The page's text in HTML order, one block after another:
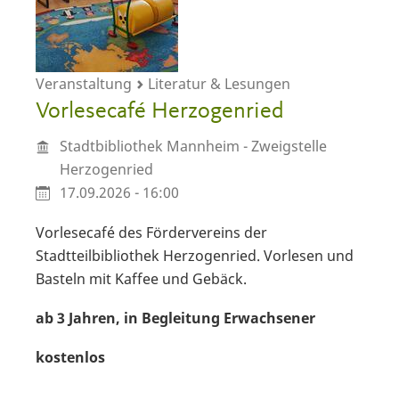
Veranstaltung Literatur & Lesungen
Vorlesecafé Herzogenried
Stadtbibliothek Mannheim - Zweigstelle
Herzogenried
17.09.2026 - 16:00
Vorlesecafé des Fördervereins der
Stadtteilbibliothek Herzogenried. Vorlesen und
Basteln mit Kaffee und Gebäck.
ab 3 Jahren, in Begleitung Erwachsener
kostenlos